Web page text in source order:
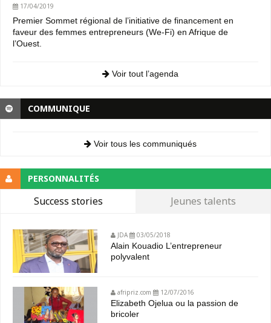
17/04/2019
Premier Sommet régional de l’initiative de financement en
faveur des femmes entrepreneurs (We-Fi) en Afrique de
l’Ouest.
Voir tout l’agenda
COMMUNIQUE
Voir tous les communiqués
PERSONNALITÉS
Success stories Jeunes talents
JDA 03/05/2018
Alain Kouadio L’entrepreneur
polyvalent
afripriz.com 12/07/2016
Elizabeth Ojelua ou la passion de
bricoler